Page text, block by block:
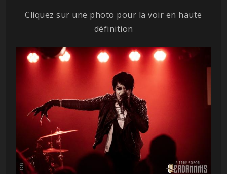
Cliquez sur une photo pour la voir en haute
définition